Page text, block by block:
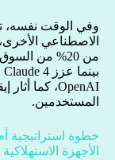
وفي الوقت نفسه،
من 20% من
المستخدمين.
خطوة استراتيجية
الأجهزة الاستهلاكية